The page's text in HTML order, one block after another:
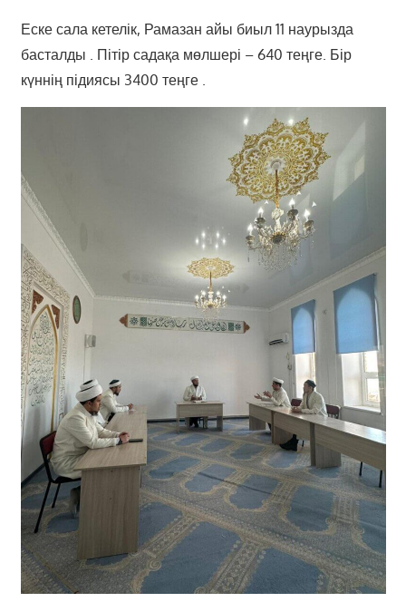
Еске сала кетелік, Рамазан айы биыл 11 наурызда
басталды . Пітір садақа мөлшері – 640 теңге. Бір
күннің підиясы 3400 теңге .